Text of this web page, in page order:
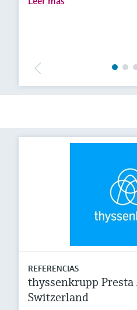
REFERENCIAS
thyssenkrupp Presta
Switzerland